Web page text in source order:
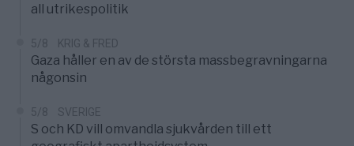
all utrikespolitik
5/8 KRIG & FRED
Gaza håller en av de största massbegravningarna
någonsin
5/8 SVERIGE
S och KD vill omvandla sjukvården till ett